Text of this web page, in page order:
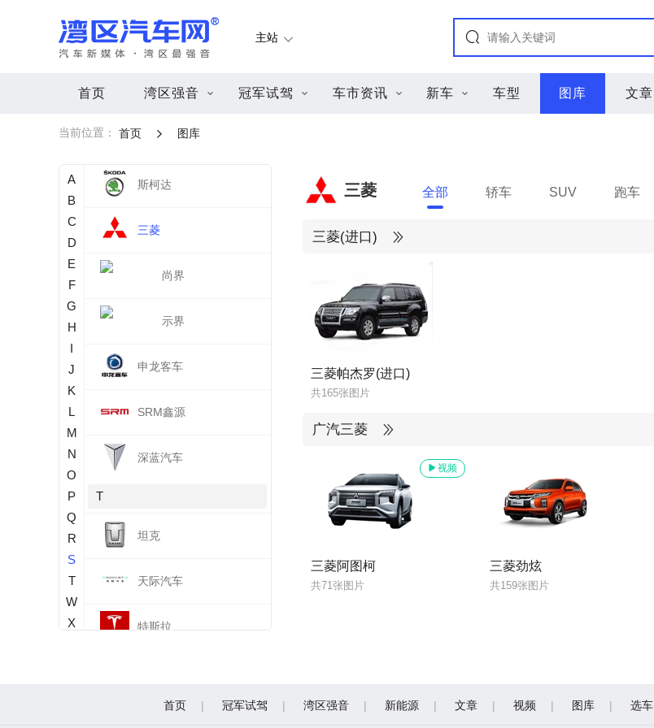
主站
首页 湾区强音 冠军试驾 车市资讯 新车 车型 图库 文章
当前位置： 首页 图库
A
B
C
D
E
F
G
H
I
J
K
L
M
N
O
P
Q
R
S
T
W
X
SWM斯威汽车
思皓
赛力斯
斯柯达
三菱
尚界
示界
申龙客车
SRM鑫源
深蓝汽车
T
坦克
天际汽车
特斯拉
三菱 全部 轿车 SUV 跑车
三菱(进口)
三菱帕杰罗(进口)
共165张图片
广汽三菱
视频
三菱阿图柯
共71张图片
三菱劲炫
共159张图片
首页 冠军试驾 湾区强音 新能源 文章 视频 图库 选车